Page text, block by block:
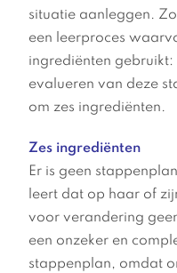
situatie aanleggen.
een leerproces
ingrediënten
evalueren van deze
om zes ingrediënten.
Zes ingrediënten
Er is geen
leert dat op haar of
voor verandering
een onzeker en
stappenplan, omdat